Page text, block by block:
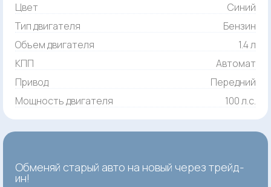
Цвет
Синий
Тип двигателя
Бензин
Объем двигателя
1.4 л
КПП
Автомат
Привод
Передний
Мощность двигателя
100 л.с.
Обменяй старый авто на новый через трейд-
ин!